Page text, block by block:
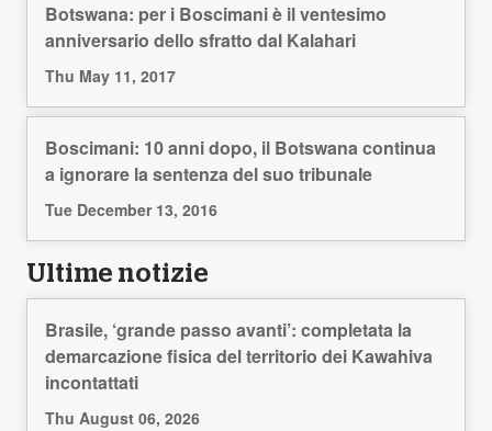
Botswana: per i Boscimani è il ventesimo
anniversario dello sfratto dal Kalahari
Thu May 11, 2017
Boscimani: 10 anni dopo, il Botswana continua
a ignorare la sentenza del suo tribunale
Tue December 13, 2016
Ultime notizie
Brasile, ‘grande passo avanti’: completata la
demarcazione fisica del territorio dei Kawahiva
incontattati
Thu August 06, 2026